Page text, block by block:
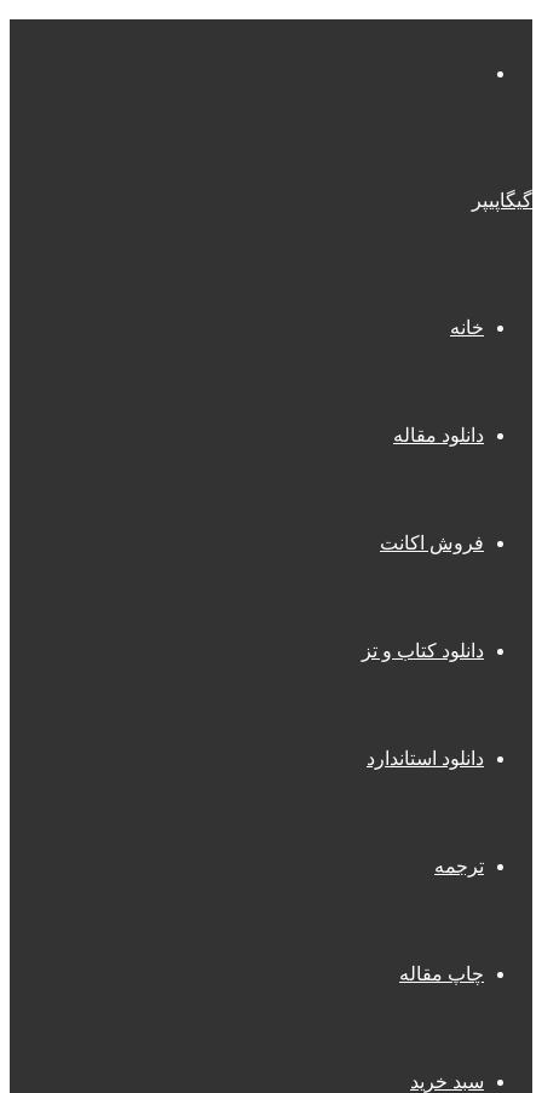
گیگاپیپر
خانه
دانلود مقاله
فروش اکانت
دانلود کتاب و تز
دانلود استاندارد
ترجمه
چاپ مقاله
سبد خرید